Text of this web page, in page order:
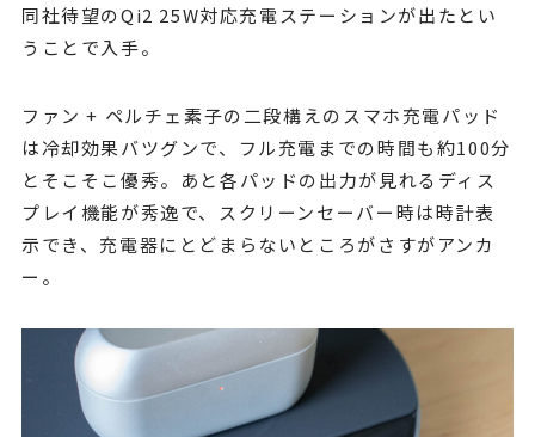
同社待望のQi2 25W対応充電ステーションが出たとい
うことで入手。
ファン + ペルチェ素子の二段構えのスマホ充電パッド
は冷却効果バツグンで、フル充電までの時間も約100分
とそこそこ優秀。あと各パッドの出力が見れるディス
プレイ機能が秀逸で、スクリーンセーバー時は時計表
示でき、充電器にとどまらないところがさすがアンカ
ー。